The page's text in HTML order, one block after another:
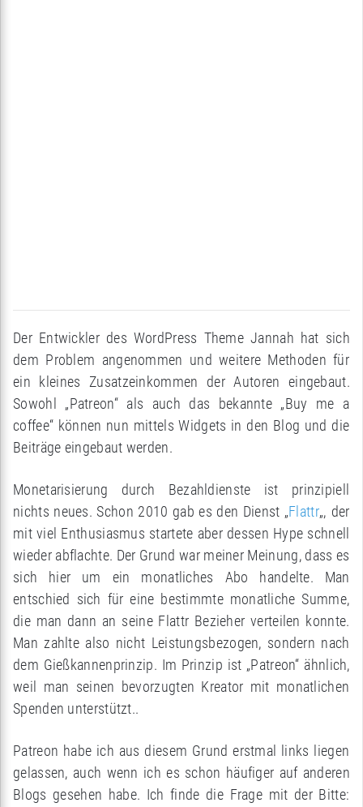
Der Entwickler des WordPress Theme Jannah hat sich
dem Problem angenommen und weitere Methoden für
ein kleines Zusatzeinkommen der Autoren eingebaut.
Sowohl „Patreon“ als auch das bekannte „Buy me a
coffee“ können nun mittels Widgets in den Blog und die
Beiträge eingebaut werden.
Monetarisierung durch Bezahldienste ist prinzipiell
nichts neues. Schon 2010 gab es den Dienst „Flattr„, der
mit viel Enthusiasmus startete aber dessen Hype schnell
wieder abflachte. Der Grund war meiner Meinung, dass es
sich hier um ein monatliches Abo handelte. Man
entschied sich für eine bestimmte monatliche Summe,
die man dann an seine Flattr Bezieher verteilen konnte.
Man zahlte also nicht Leistungsbezogen, sondern nach
dem Gießkannenprinzip. Im Prinzip ist „Patreon“ ähnlich,
weil man seinen bevorzugten Kreator mit monatlichen
Spenden unterstützt..
Patreon habe ich aus diesem Grund erstmal links liegen
gelassen, auch wenn ich es schon häufiger auf anderen
Blogs gesehen habe. Ich finde die Frage mit der Bitte: